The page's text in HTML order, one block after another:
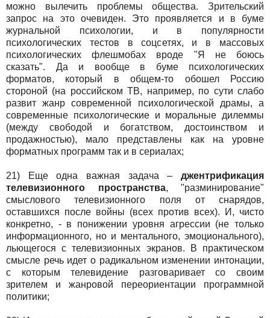
можно вылечить проблемы общества. Зрительский
запрос на это очевиден. Это проявляется и в буме
журнальной психологии, и в популярности
психологических тестов в соцсетях, и в массовых
психологических флешмобах вроде "Я не боюсь
сказать". Да и вообще в буме психологических
форматов, который в общем-то обошел Россию
стороной (на российском ТВ, например, по сути слабо
развит жанр современной психологической драмы, а
современные психологические и моральные дилеммы
(между свободой и богатством, достоинством и
продажностью), мало представлены как на уровне
форматных программ так и в сериалах;
21) Еще одна важная задача – джентрификация
телевизионного пространства, "разминирование"
смыслового телевизионного поля от снарядов,
оставшихся после войны (всех против всех). И, чисто
конкретно, - в понижении уровня агрессии (не только
информационного, но и ментального, эмоционального),
льющегося с телевизионных экранов. В практическом
смысле речь идет о радикальном изменении интонации,
с которым телевидение разговаривает со своим
зрителем и жанровой переориентации программной
политики;